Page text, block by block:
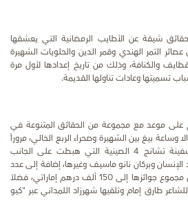
شيقة عن الأطايب الرمضانية التي يعشقها
التمر الهندي وقمر الدين والحلويات الشهيرة
والكنافة، وذلك من تاريخ إعدادها لأول مرة
تسميتها وعادات تناولها القديمة.
على موعد مع مجموعة من الحقائق المتنوعة في
وساعة بيغ بين الشهيرة وصحراء الربع الخالي، مروراً
تشانج 4الصينية التي هبطت على الجانب
الإنسان وبركان نانو ماسيف وغيرها، إضافة إلى عدد
جوائزها إلى 150ألف درهم إماراتي، فضلاً
طارق إمام وتلقيها شهرزاد اللمداني عبر "كيو